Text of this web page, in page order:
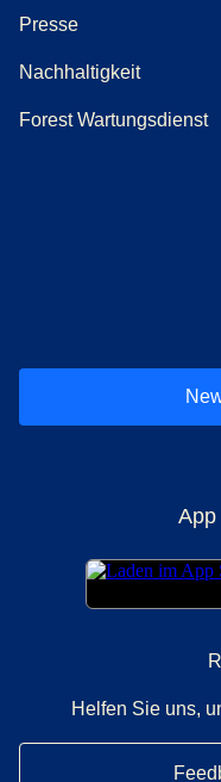
Presse(
Nachhaltigkeit
Forest Wartungsdienst
App
Helfen Sie uns,